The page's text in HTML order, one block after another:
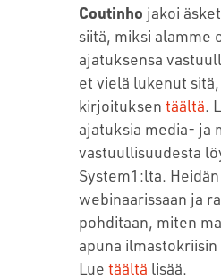
Coutinho jakoi
siitä, miksi alamme
ajatuksensa
et vielä lukenut
kirjoituksen täältä.
ajatuksia media- ja
vastuullisuudesta
System1:lta.
webinaarissaan ja
pohditaan, miten
apuna
Lue täältä lisää.